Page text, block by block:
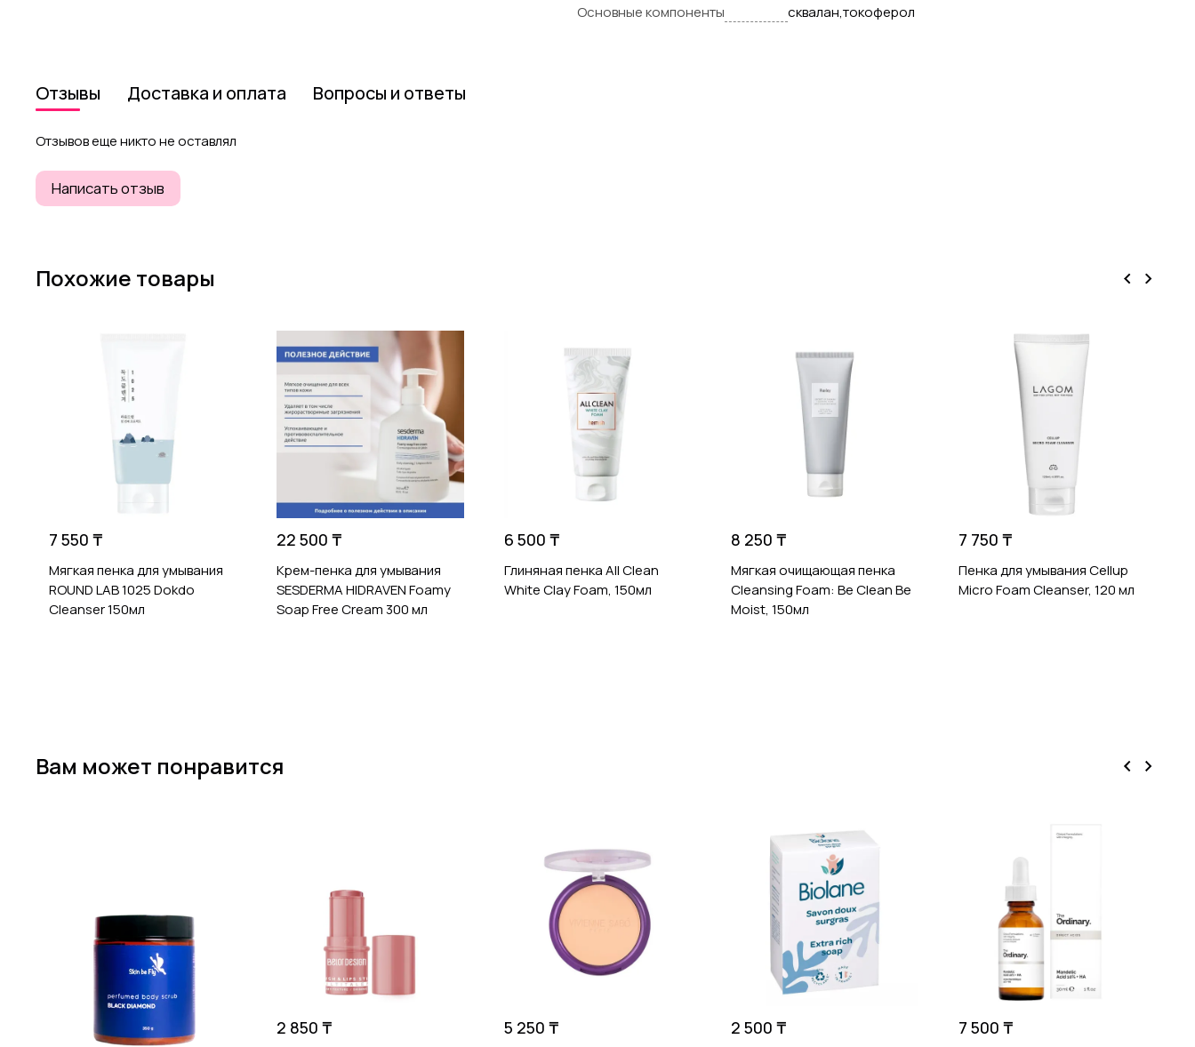
Основные компоненты
сквалан,токоферол
Отзывы Доставка и оплата Вопросы и ответы
Отзывов еще никто не оставлял
Написать отзыв
Похожие товары
7 550 ₸
Мягкая пенка для умывания
ROUND LAB 1025 Dokdo
Cleanser 150мл
22 500 ₸
Крем-пенка для умывания
SESDERMA HIDRAVEN Foamy
Soap Free Cream 300 мл
6 500 ₸
Глиняная пенка All Clean
White Clay Foam, 150мл
8 250 ₸
Мягкая очищающая пенка
Cleansing Foam: Be Clean Be
Moist, 150мл
7 750 ₸
Пенка для умывания Cellup
Micro Foam Cleanser, 120 мл
Вам может понравится
2 850 ₸ 5 250 ₸ 2 500 ₸ 7 500 ₸